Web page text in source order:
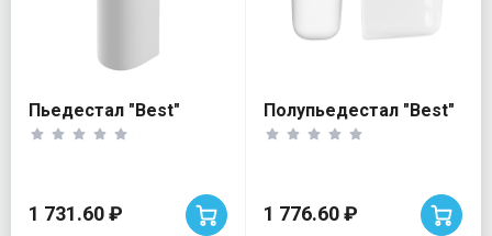
Пьедестал "Best"
1 731.60 ₽
Полупьедестал "Best"
1 776.60 ₽